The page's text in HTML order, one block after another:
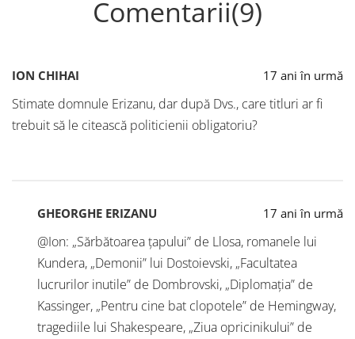
Comentarii(9)
ION CHIHAI 17 ani în urmă
Stimate domnule Erizanu, dar după Dvs., care titluri ar fi
trebuit să le citească politicienii obligatoriu?
GHEORGHE ERIZANU 17 ani în urmă
@Ion: „Sărbătoarea țapului” de Llosa, romanele lui
Kundera, „Demonii” lui Dostoievski, „Facultatea
lucrurilor inutile” de Dombrovski, „Diplomația” de
Kassinger, „Pentru cine bat clopotele” de Hemingway,
tragediile lui Shakespeare, „Ziua opricinikului” de